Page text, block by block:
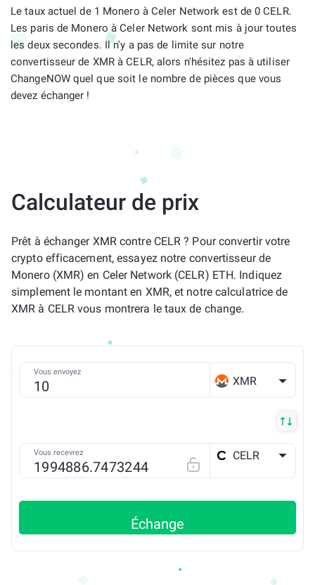
Le taux actuel de 1 Monero à Celer Network est de 0 CELR.
Les paris de Monero à Celer Network sont mis à jour toutes
les deux secondes. Il n'y a pas de limite sur notre
convertisseur de XMR à CELR, alors n'hésitez pas à utiliser
ChangeNOW quel que soit le nombre de pièces que vous
devez échanger !
Calculateur de prix
Prêt à échanger XMR contre CELR ? Pour convertir votre
crypto efficacement, essayez notre convertisseur de
Monero (XMR) en Celer Network (CELR) ETH. Indiquez
simplement le montant en XMR, et notre calculatrice de
XMR à CELR vous montrera le taux de change.
Vous envoyez
XMR
Vous recevrez CELR
Échange